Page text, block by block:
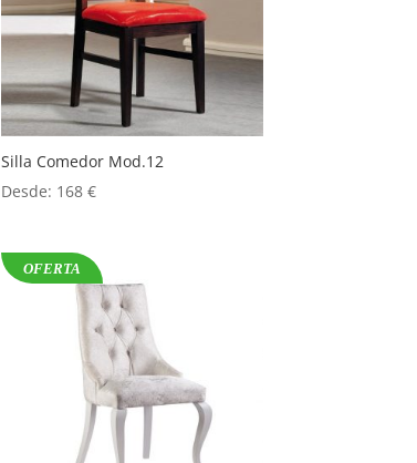
Silla Comedor Mod.12
Desde: 168€
OFERTA